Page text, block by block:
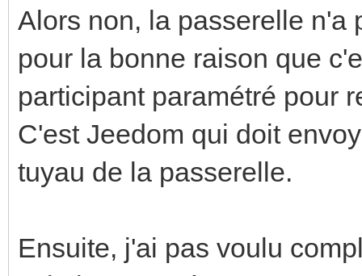
Alors non, la passerelle n'a
pour la bonne raison que
participant paramétré pour
C'est Jeedom qui doit
tuyau de la passerelle.
Ensuite, j'ai pas voulu